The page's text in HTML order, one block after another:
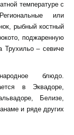
температуре с
или
рыбный костный
поджаренную
Трухильо – севиче
блюдо.
в Эквадоре,
Белизе,
и ряде других